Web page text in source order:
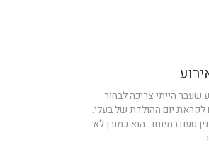
שעבר הייתי צריכה לבחור
יום ההולדת של בעלי.
טעם במיוחד. הוא כמובן לא